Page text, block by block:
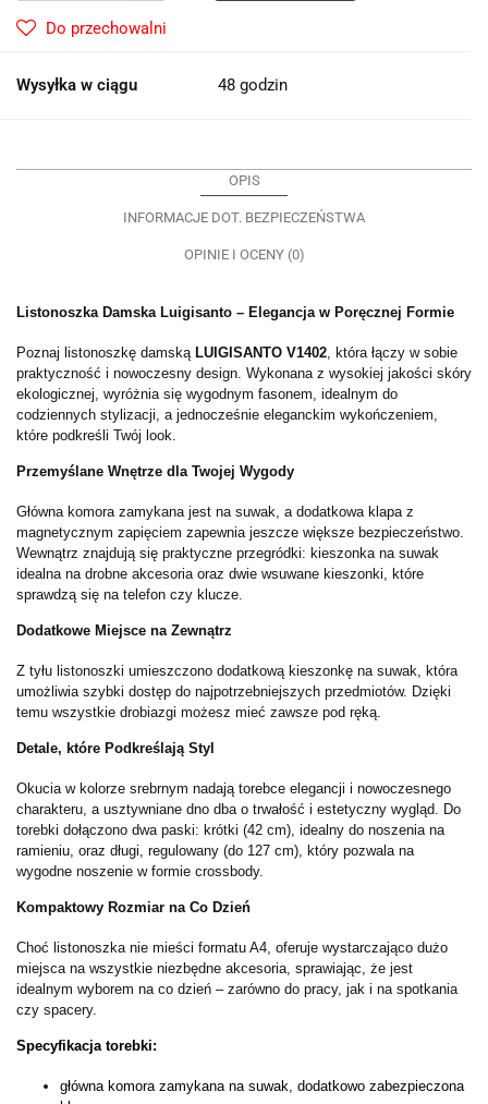
Do przechowalni
Wysyłka w ciągu 48 godzin
OPIS
INFORMACJE DOT. BEZPIECZEŃSTWA
OPINIE I OCENY (0)
Listonoszka Damska Luigisanto – Elegancja w Poręcznej Formie
Poznaj listonoszkę damską LUIGISANTO V1402 , która łączy w sobie
praktyczność i nowoczesny design. Wykonana z wysokiej jakości skóry
ekologicznej, wyróżnia się wygodnym fasonem, idealnym do
codziennych stylizacji, a jednocześnie eleganckim wykończeniem,
które podkreśli Twój look.
Przemyślane Wnętrze dla Twojej Wygody
Główna komora zamykana jest na suwak, a dodatkowa klapa z
magnetycznym zapięciem zapewnia jeszcze większe bezpieczeństwo.
Wewnątrz znajdują się praktyczne przegródki: kieszonka na suwak
idealna na drobne akcesoria oraz dwie wsuwane kieszonki, które
sprawdzą się na telefon czy klucze.
Dodatkowe Miejsce na Zewnątrz
Z tyłu listonoszki umieszczono dodatkową kieszonkę na suwak, która
umożliwia szybki dostęp do najpotrzebniejszych przedmiotów. Dzięki
temu wszystkie drobiazgi możesz mieć zawsze pod ręką.
Detale, które Podkreślają Styl
Okucia w kolorze srebrnym nadają torebce elegancji i nowoczesnego
charakteru, a usztywniane dno dba o trwałość i estetyczny wygląd. Do
torebki dołączono dwa paski: krótki (42 cm), idealny do noszenia na
ramieniu, oraz długi, regulowany (do 127 cm), który pozwala na
wygodne noszenie w formie crossbody.
Kompaktowy Rozmiar na Co Dzień
Choć listonoszka nie mieści formatu A4, oferuje wystarczająco dużo
miejsca na wszystkie niezbędne akcesoria, sprawiając, że jest
idealnym wyborem na co dzień – zarówno do pracy, jak i na spotkania
czy spacery.
Specyfikacja torebki:
główna komora zamykana na suwak, dodatkowo zabezpieczona